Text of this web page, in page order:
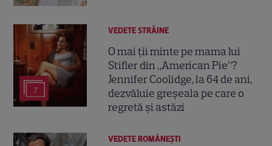
7
VEDETE STRĂINE
O mai ții minte pe mama lui
Stifler din „American Pie”?
Jennifer Coolidge, la 64 de ani,
dezvăluie greșeala pe care o
regretă și astăzi
VEDETE ROMÂNEŞTI